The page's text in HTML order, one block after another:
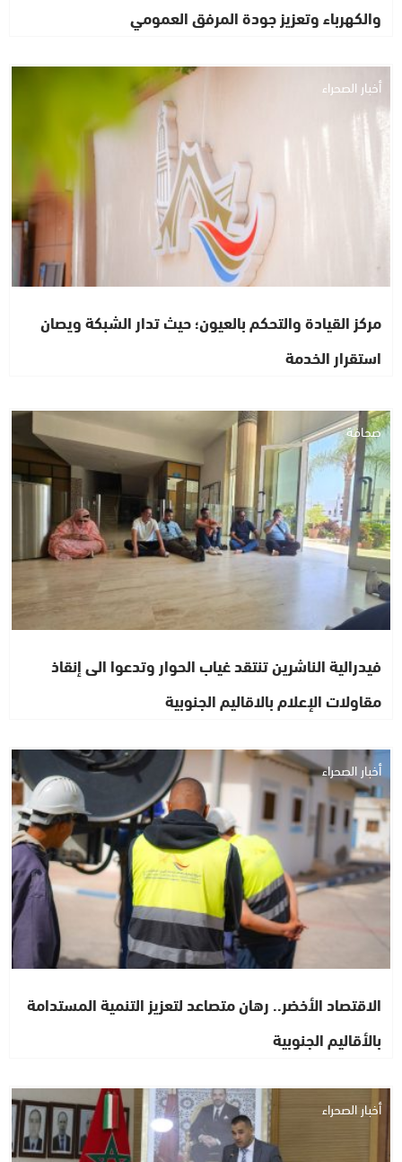
والكهرباء وتعزيز جودة المرفق العمومي
أخبار الصحراء
مركز القيادة والتحكم بالعيون؛ حيث تدار الشبكة ويصان
استقرار الخدمة
صحافة
فيدرالية الناشرين تنتقد غياب الحوار وتدعوا الى إنقاذ
مقاولات الإعلام بالاقاليم الجنوبية
أخبار الصحراء
الاقتصاد الأخضر.. رهان متصاعد لتعزيز التنمية المستدامة
بالأقاليم الجنوبية
أخبار الصحراء